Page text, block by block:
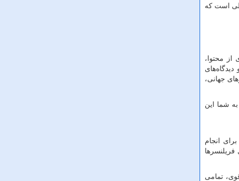
است که
از محتوا،
جهانی،
شما این
انجام
فریلنسرها
تمامی